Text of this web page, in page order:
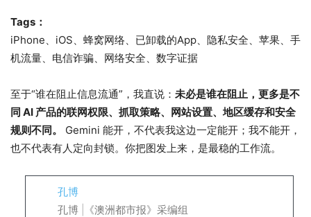
Tags：
iPhone、iOS、蜂窝网络、已卸载的App、隐私安全、苹果、手
机流量、电信诈骗、网络安全、数字证据
至于“谁在阻止信息流通”，我直说： 未必是谁在阻止，更多是不
同 AI 产品的联网权限、抓取策略、网站设置、地区缓存和安全
规则不同。
Gemini 能开，不代表我这边一定能开；我不能开，
也不代表有人定向封锁。你把图发上来，是最稳的工作流。
孔博
孔博 |《澳洲都市报》采编组